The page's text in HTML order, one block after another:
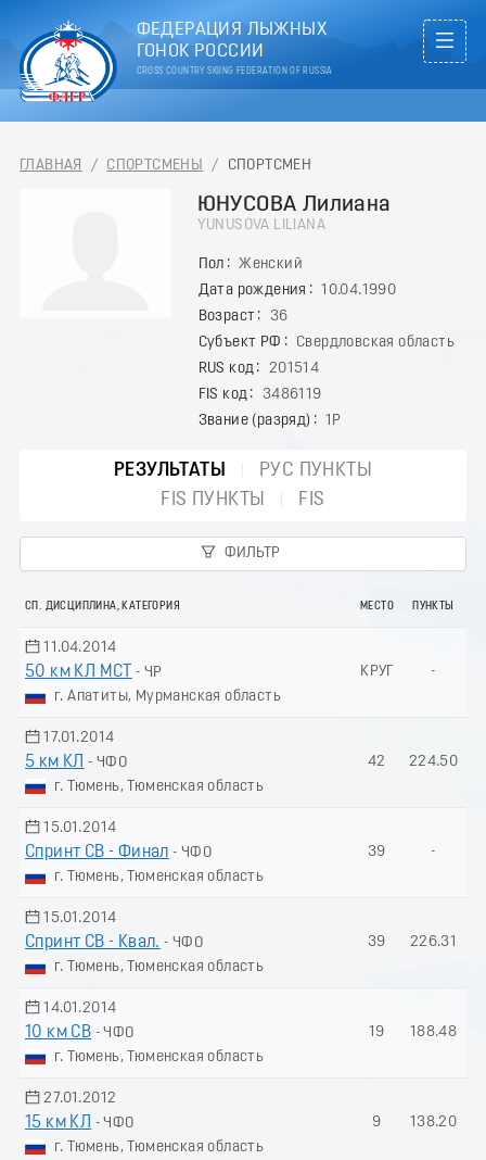
ФЕДЕРАЦИЯ ЛЫЖНЫХ
ГОНОК РОССИИ
CROSS COUNTRY SKIING FEDERATION OF RUSSIA
ГЛАВНАЯ / СПОРТСМЕНЫ / СПОРТСМЕН
ЮНУСОВА Лилиана
YUNUSOVA LILIANA
Пол
Женский
Дата рождения
10.04.1990
Возраст
36
Субъект РФ
Свердловская область
RUS код
201514
FIS код
3486119
Звание (разряд)
1Р
РЕЗУЛЬТАТЫ
РУС ПУНКТЫ
FIS ПУНКТЫ
FIS
ФИЛЬТР
СП. ДИСЦИПЛИНА, КАТЕГОРИЯ МЕСТО ПУНКТЫ
11.04.2014
50 км КЛ МСТ
- ЧР
г. Апатиты, Мурманская область
КРУГ -
17.01.2014
5 км КЛ
- ЧФО
г. Тюмень, Тюменская область
42 224.50
15.01.2014
Спринт СВ - Финал - ЧФО
г. Тюмень, Тюменская область
39 -
15.01.2014
Спринт СВ - Квал. - ЧФО
г. Тюмень, Тюменская область
39 226.31
14.01.2014
10 км СВ - ЧФО
г. Тюмень, Тюменская область
19 188.48
27.01.2012
15 км КЛ
- ЧФО
г. Тюмень, Тюменская область
9 138.20